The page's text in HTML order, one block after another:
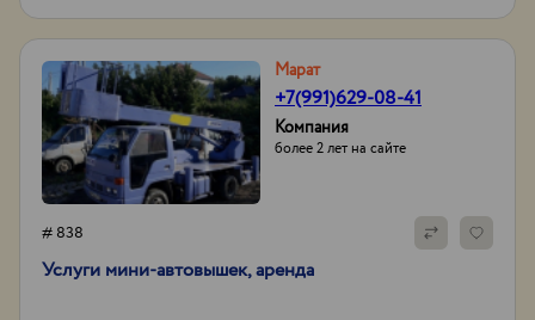
Марат
+7(991)629-08-41
Компания
более 2 лет на сайте
# 838
Услуги мини-автовышек, аренда